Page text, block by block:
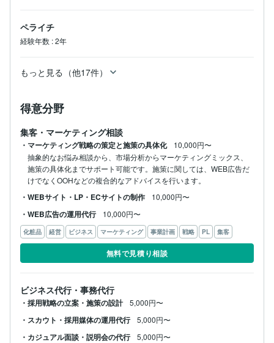
ペライチ
経験年数 :2年
もっと見る（他17件）
得意分野
集客・マーケティング相談
・マーケティング戦略の策定と施策の具体化
10,000円〜
抽象的なお悩み相談から、市場分析からマーケティングミックス、
施策の具体化までサポート可能です。施策に関しては、WEB広告だ
けでなくOOHなどの複合的なアドバイスを行います。
・WEBサイト・LP・ECサイトの制作 10,000円〜
・WEB広告の運用代行 10,000円〜
化粧品 経営 ビジネス マーケティング 事業計画 戦略 PL 集客
無料で見積り相談
ビジネス代行・事務代行
・採用戦略の立案・施策の設計 5,000円〜
・スカウト・採用媒体の運用代行 5,000円〜
・カジュアル面談・説明会の代行 5,000円〜